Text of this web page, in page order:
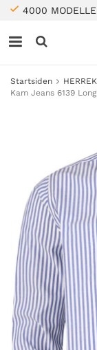
4000
Startsiden
Kam Jeans 6139